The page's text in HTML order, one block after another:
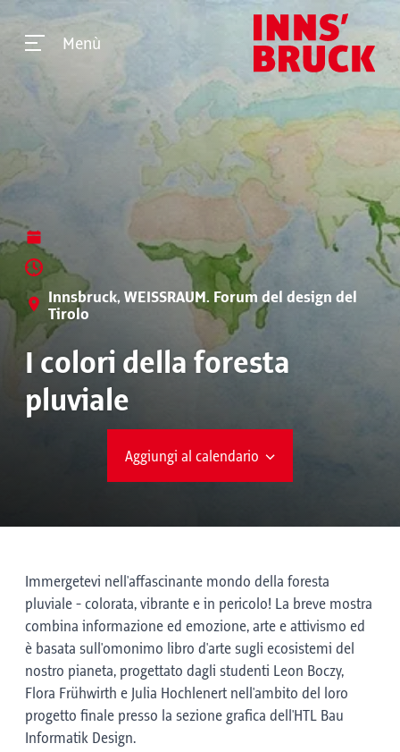
Menù
Innsbruck, WEISSRAUM. Forum del design del
Tirolo
I colori della foresta
pluviale
Aggiungi al calendario
Immergetevi nell'affascinante mondo della foresta
pluviale - colorata, vibrante e in pericolo! La breve mostra
combina informazione ed emozione, arte e attivismo ed
è basata sull'omonimo libro d'arte sugli ecosistemi del
nostro pianeta, progettato dagli studenti Leon Boczy,
Flora Frühwirth e Julia Hochlenert nell'ambito del loro
progetto finale presso la sezione grafica dell'HTL Bau
Informatik Design.